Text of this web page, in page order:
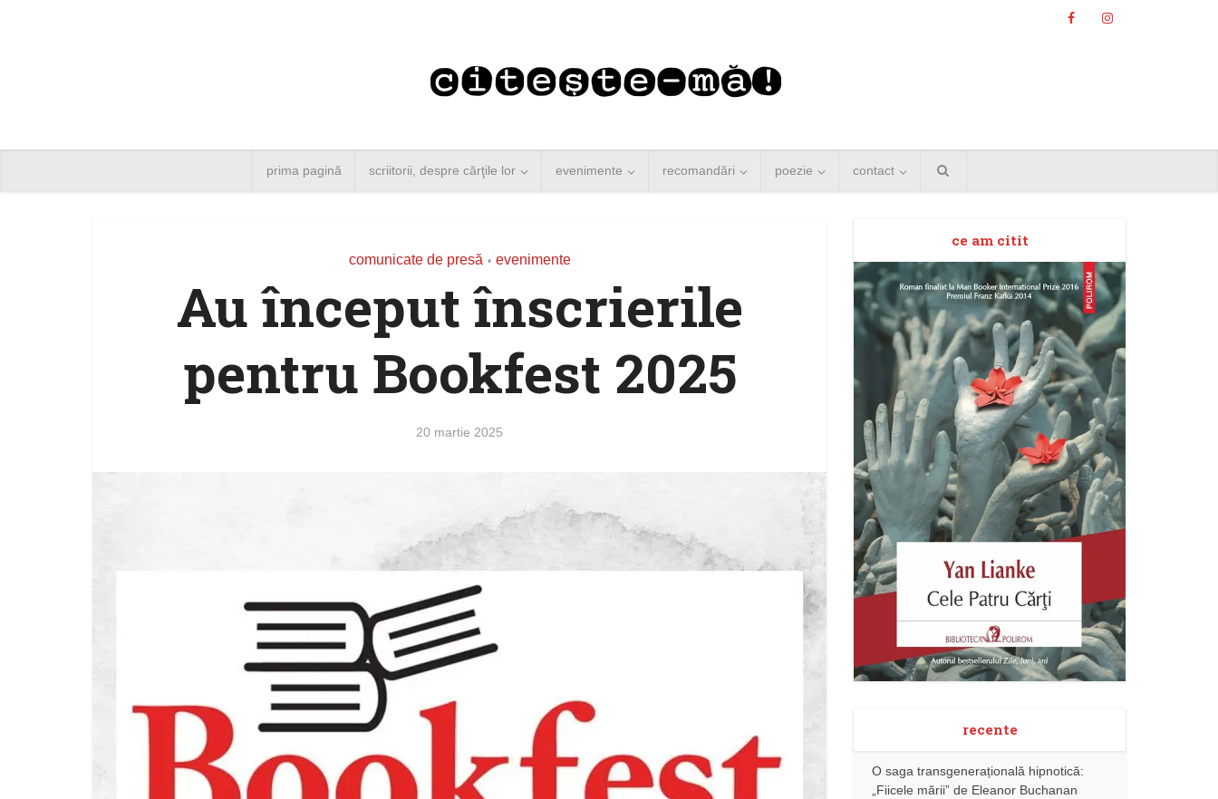
prima pagină scriitorii, despre cărţile lor evenimente recomandări poezie contact
comunicate de presă • evenimente
Au început înscrierile
pentru Bookfest 2025
20 martie 2025
ce am citit
recente
O saga transgenerațională hipnotică:
„Fiicele mării” de Eleanor Buchanan